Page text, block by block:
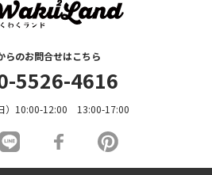
らのお問合せはこちら
5526-4616
）10:00-12:00 13:00-17:00